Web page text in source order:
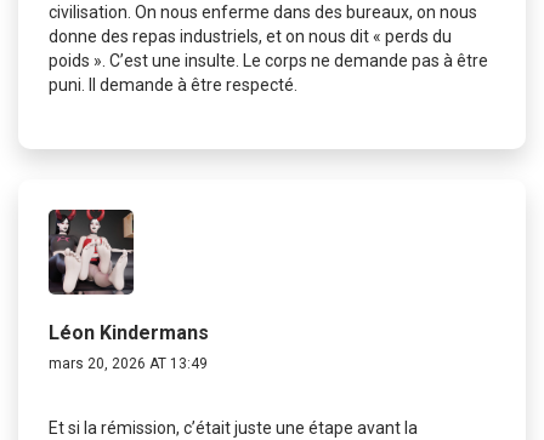
civilisation. On nous enferme dans des bureaux, on nous
donne des repas industriels, et on nous dit « perds du
poids ». C’est une insulte. Le corps ne demande pas à être
puni. Il demande à être respecté.
Léon Kindermans
mars 20, 2026 AT 13:49
Et si la rémission, c’était juste une étape avant la